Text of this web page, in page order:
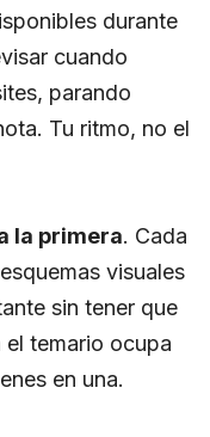
durante
cuando
parando
Tu ritmo, no el
la primera. Cada
visuales
sin tener que
temario ocupa
en una.